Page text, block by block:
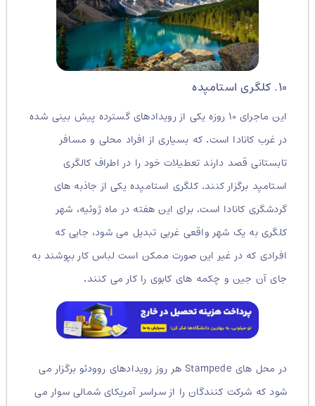
این ماجرای ۱۰ روزه یکی از رویدادهای گسترده پیش بینی شده
در غرب کانادا است .که بسیاری از افراد محلی و مسافر
تابستانی قصد دارند تعطیلات خود را در اطراف کالگری
استامپد برگزار کنند.کلگری استامپده یکی از جاذبه های
گردشگری کانادا است .برای این هفته در ماه ژوئیه، شهر
کلگری به یک شهر واقعی غربی تبدیل می شود، جایی که
افرادی که در غیر این صورت ممکن است لباس کار بپوشند به
جای آن جین و چکمه های کابوی را کار می کنند .
در محل های Stampede هر روز رویدادهای روودئو برگزار می
شود که شرکت کنندگان را از سراسر آمریکای شمالی سوار می